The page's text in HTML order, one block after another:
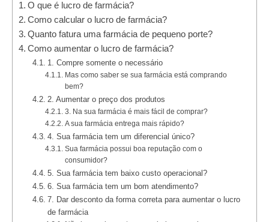
O que é lucro de farmácia?
Como calcular o lucro de farmácia?
Quanto fatura uma farmácia de pequeno porte?
Como aumentar o lucro de farmácia?
1. Compre somente o necessário
Mas como saber se sua farmácia está comprando
bem?
2. Aumentar o preço dos produtos
3. Na sua farmácia é mais fácil de comprar?
A sua farmácia entrega mais rápido?
4. Sua farmácia tem um diferencial único?
Sua farmácia possui boa reputação com o
consumidor?
5. Sua farmácia tem baixo custo operacional?
6. Sua farmácia tem um bom atendimento?
7. Dar desconto da forma correta para aumentar o lucro
de farmácia